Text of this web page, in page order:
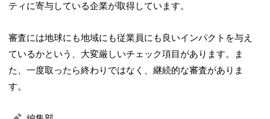
ティに寄与している企業が取得しています。
審査には地球にも地域にも従業員にも良いインパクトを与え
ているかという、大変厳しいチェック項目があります。ま
た、一度取ったら終わりではなく、継続的な審査がありま
す。